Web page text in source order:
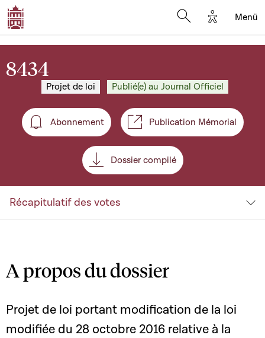
Options
Menü
8434
Projet de loi Publié(e) au Journal Officiel
Abonnement
Abonnement Publication Mémorial
Dossier compilé
Récapitulatif des votes
A propos du dossier
Projet de loi portant modification de la loi
modifiée du 28 octobre 2016 relative à la